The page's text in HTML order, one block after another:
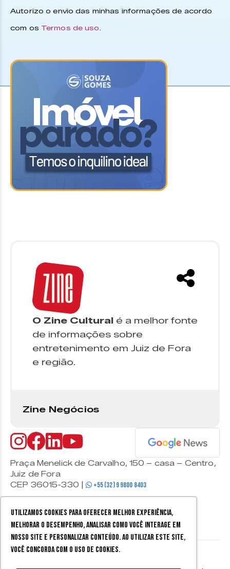
Utilizamos cookies para oferecer melhor experiência,
melhorar o desempenho, analisar como você interage em
nosso site e personalizar conteúdo. Ao utilizar este site,
você concorda com o uso de cookies.
Autorizo o envio das minhas informações de acordo
com os Termos de uso
O Zine Cultural é a melhor fonte
de informações sobre
entretenimento em Juiz de Fora
e região.
Zine Negócios
Praça Menelick de Carvalho, 150 – casa – Centro,
Juiz de Fora
CEP 36015-330 |
+55 (32) 9 9800 8403